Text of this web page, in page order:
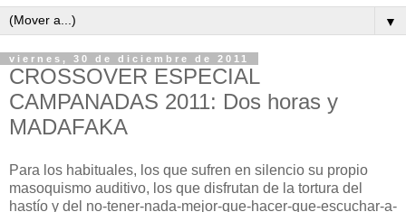
▼
viernes, 30 de diciembre de 2011
CROSSOVER ESPECIAL
CAMPANADAS 2011: Dos horas y
MADAFAKA
Para los habituales, los que sufren en silencio su propio
masoquismo auditivo, los que disfrutan de la tortura del
hastío y del no-tener-nada-mejor-que-hacer-que-escuchar-a-